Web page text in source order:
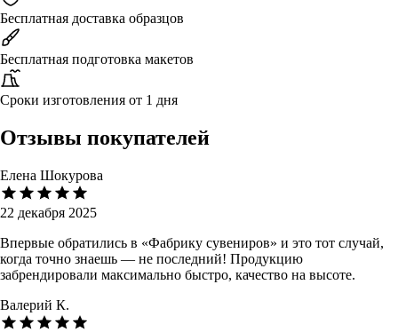
Бесплатная доставка образцов
Бесплатная подготовка макетов
Сроки изготовления от 1 дня
Отзывы покупателей
Елена Шокурова
22 декабря 2025
Впервые обратились в «Фабрику сувениров» и это тот случай,
когда точно знаешь — не последний! Продукцию
забрендировали максимально быстро, качество на высоте.
Валерий К.